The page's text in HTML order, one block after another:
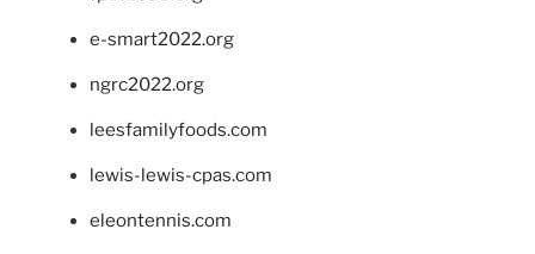
e-smart2022.org
ngrc2022.org
leesfamilyfoods.com
lewis-lewis-cpas.com
eleontennis.com